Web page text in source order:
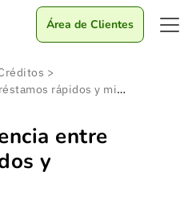
Área de Clientes
>
Cuál es la diferencia entre préstamos rápidos y microcréditos
entre
y